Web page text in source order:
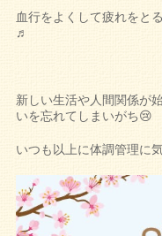
血行をよくして疲れをと
♬
新しい生活や人間関係が
いを忘れてしまいがち😢
いつも以上に体調管理に